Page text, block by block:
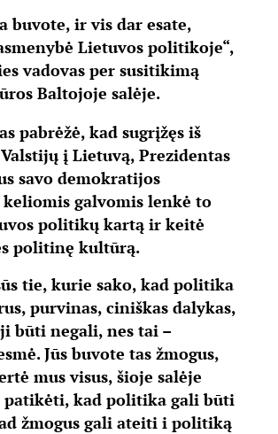
buvote, ir vis dar esate,
Lietuvos politikoje“,
vadovas per susitikimą
Baltojoje salėje.
pabrėžė, kad sugrįžęs iš
į Lietuvą, Prezidentas
savo demokratijos
galvomis lenkė to
politikų kartą ir keitė
politinę kultūrą.
tie, kurie sako, kad politika
purvinas, ciniškas dalykas,
būti negali, nes tai –
Jūs buvote tas žmogus,
mus visus, šioje salėje
patikėti, kad politika gali būti
žmogus gali ateiti i politiką